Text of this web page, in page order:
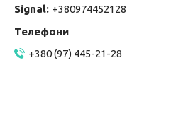
Signal +380974452128
+380 (97) 445-21-28